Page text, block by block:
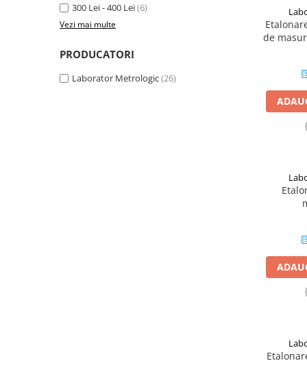
Micrometre digitale de interior in
Micrometre pentru caneluri
300 Lei - 400 Lei(6)
Vezi mai multe
PRODUCATORI
Laborator Metrologic(26)
de